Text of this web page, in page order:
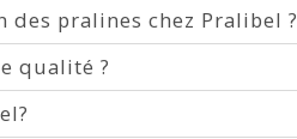
pralines chez Pralibel ?
qualité ?